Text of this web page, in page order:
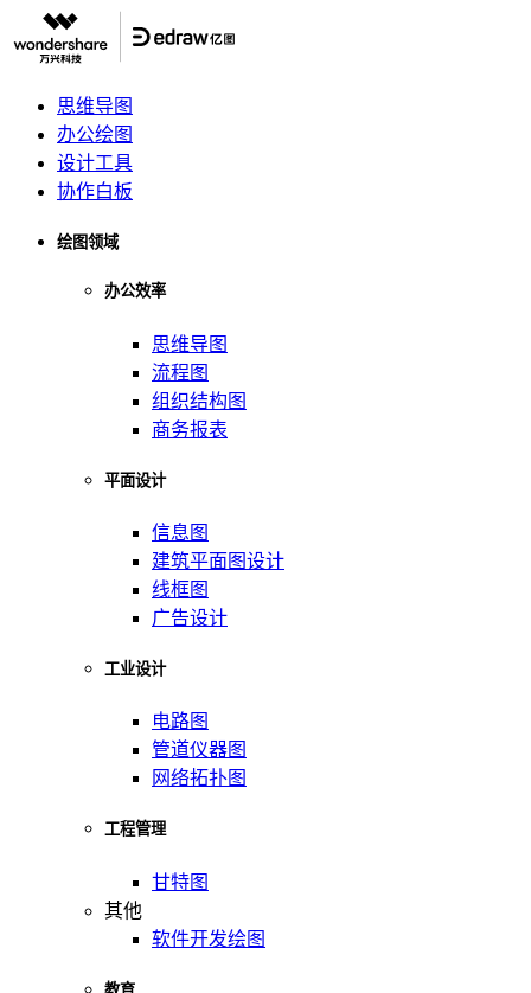
思维导图
办公绘图
设计工具
协作白板
绘图领域
办公效率
思维导图
流程图
组织结构图
商务报表
平面设计
信息图
建筑平面图设计
线框图
广告设计
工业设计
电路图
管道仪器图
网络拓扑图
工程管理
甘特图
其他
软件开发绘图